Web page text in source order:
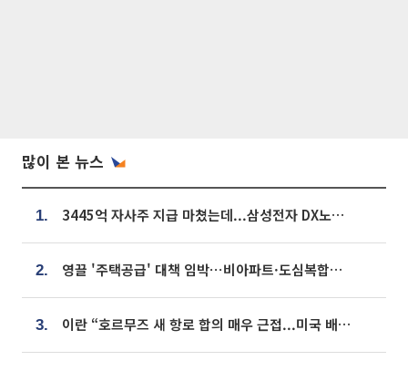
많이 본 뉴스
1. 3445억 자사주 지급 마쳤는데...삼성전자 DX노조, 뒤늦은 '떼쓰기 집회'
2. 영끌 '주택공급' 대책 임박⋯비아파트·도심복합까지 총동원
3. 이란 “호르무즈 새 항로 합의 매우 근접...미국 배상 먼저”